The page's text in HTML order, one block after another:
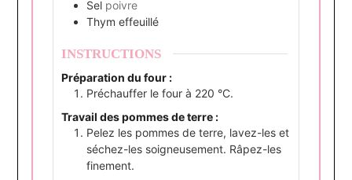
Sel poivre
Thym effeuillé
INSTRUCTIONS
Préparation du four :
Préchauffer le four à 220 °C.
Travail des pommes de terre :
Pelez les pommes de terre, lavez-les et
séchez-les soigneusement. Râpez-les
finement.